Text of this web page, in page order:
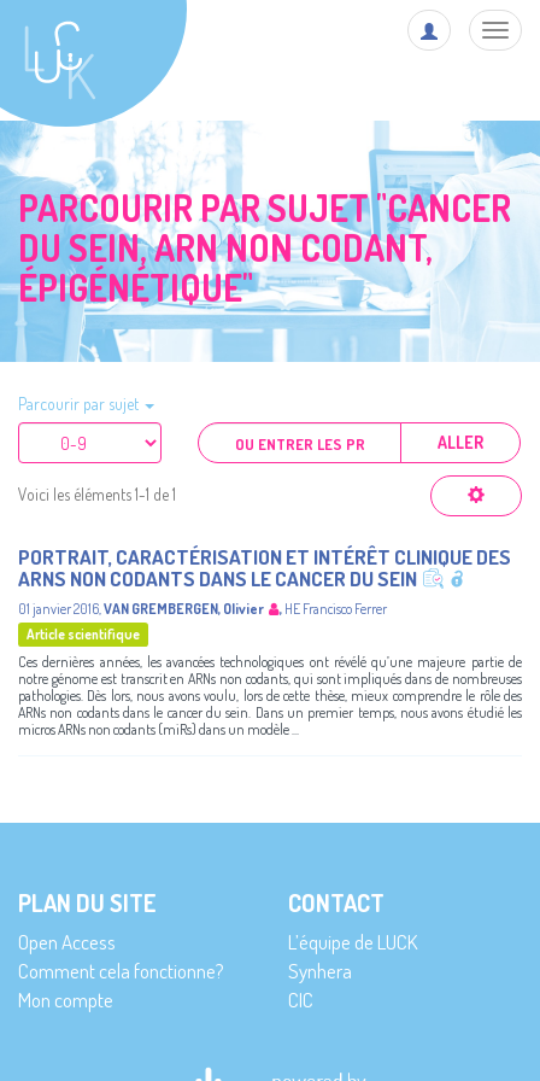
PARCOURIR PAR SUJET "CANCER
DU SEIN, ARN NON CODANT,
ÉPIGÉNÉTIQUE"
Parcourir par sujet
ALLER
Voici les éléments 1-1 de 1
PORTRAIT, CARACTÉRISATION ET INTÉRÊT CLINIQUE DES
ARNS NON CODANTS DANS LE CANCER DU SEIN
01 janvier 2016,VAN GREMBERGEN, Olivier , HE Francisco Ferrer
Article scientifique
Ces dernières années, les avancées technologiques ont révélé qu’une majeure partie de
notre génome est transcrit en ARNs non codants, qui sont impliqués dans de nombreuses
pathologies. Dès lors, nous avons voulu, lors de cette thèse, mieux comprendre le rôle des
ARNs non codants dans le cancer du sein. Dans un premier temps, nous avons étudié les
micros ARNs non codants (miRs) dans un modèle ...
PLAN DU SITE
Open Access
Comment cela fonctionne?
Mon compte
CONTACT
L’équipe de LUCK
Synhera
CIC